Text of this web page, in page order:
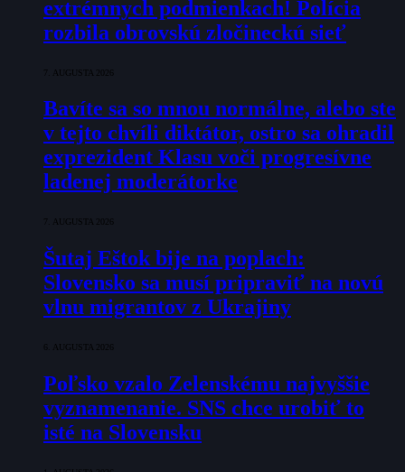
extrémnych podmienkach! Polícia
rozbila obrovskú zločineckú sieť
7. AUGUSTA 2026
Bavíte sa so mnou normálne, alebo ste
v tejto chvíli diktátor, ostro sa ohradil
exprezident Klasu voči progresívne
ladenej moderátorke
7. AUGUSTA 2026
Šutaj Eštok bije na poplach:
Slovensko sa musí pripraviť na novú
vlnu migrantov z Ukrajiny
6. AUGUSTA 2026
Poľsko vzalo Zelenskému najvyššie
vyznamenanie. SNS chce urobiť to
isté na Slovensku